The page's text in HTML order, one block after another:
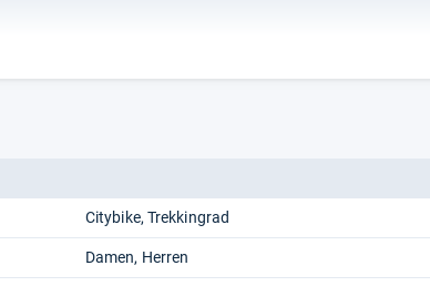
Citybike Trekkingrad
Damen Herren